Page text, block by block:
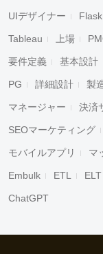
UIデザイナー Flask
Tableau 上場
要件定義 基本設計
PG 詳細設計 製
マネージャー 決済
SEOマーケティング
モバイルアプリ マ
Embulk ETL ELT
ChatGPT